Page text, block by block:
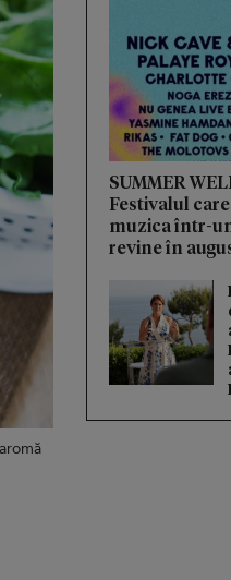
SUMMER
Festivalul
muzica într-
revine în